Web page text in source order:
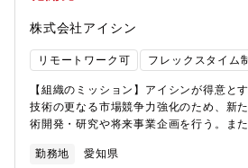
案 ・TPS・TPMに基づく工程改善、技
存生産（組立、加工、熱処理）ラインの
な問題解決、社内関連部署やメーカーと
務内容先輩社員と供に生産ラインの新設
っていただきます。◇職場環境・多層階
た広い事務所、コアレスフレックス制度
い職場風土◇支援体制・社内スキルアッ
株式会社アイシン
リモートワーク可 フレックスタイム
【組織のミッション】アイシンが得意と
技術の更なる市場競争力強化のため、新
術開発・研究や将来事業企画を行う。ま
背景】自動車業界の電動化・自動化が加
勤務地 愛知県